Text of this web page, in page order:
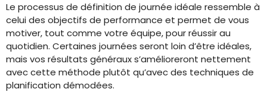
Le processus de définition de journée idéale ressemble à
celui des objectifs de performance et permet de vous
motiver, tout comme votre équipe, pour réussir au
quotidien. Certaines journées seront loin d’être idéales,
mais vos résultats généraux s’amélioreront nettement
avec cette méthode plutôt qu’avec des techniques de
planification démodées.